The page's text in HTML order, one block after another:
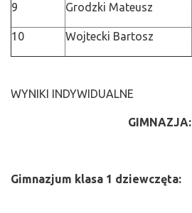
9 Grodzki Mateusz
10 Wojtecki Bartosz
WYNIKI INDYWIDUALNE
GIMNAZJA:
Gimnazjum klasa 1 dziewczęta: